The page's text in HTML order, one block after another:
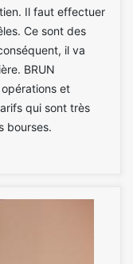
Il faut effectuer
Ce sont des
il va
BRUN
et
qui sont très
bourses.